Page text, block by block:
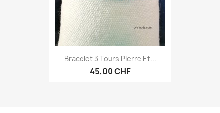
Bracelet 3 Tours Pierre Et...
45,00 CHF